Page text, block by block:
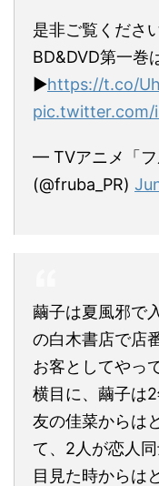
是非ご覧くださ
BD&DVD第一巻
▶https://t.co/
pic.twitter.com/
— TVアニメ「フ
(@fruba_PR)
繭子は夏風邪で
の白木書店で店
お客としてやっ
横目に、繭子は
友の佳菜からは
て、2人が恋人
目見た時からは